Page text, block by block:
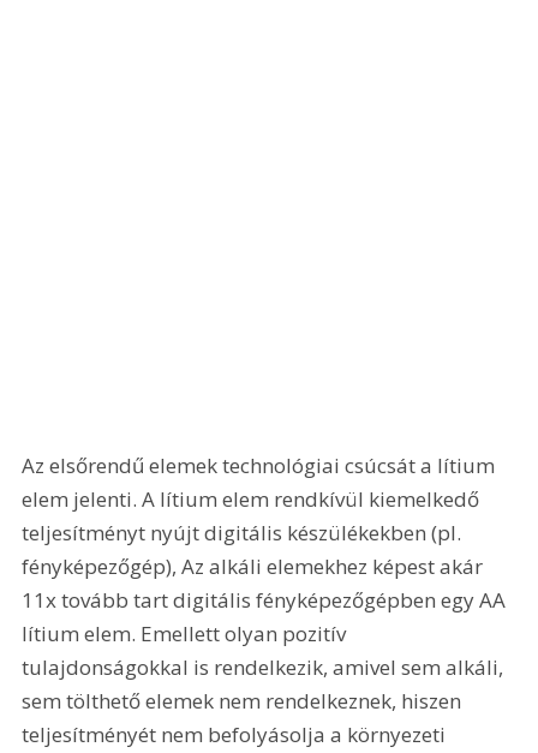
Az elsőrendű elemek technológiai csúcsát a lítium
elem jelenti. A lítium elem rendkívül kiemelkedő
teljesítményt nyújt digitális készülékekben (pl.
fényképezőgép), Az alkáli elemekhez képest akár
11x tovább tart digitális fényképezőgépben egy AA
lítium elem. Emellett olyan pozitív
tulajdonságokkal is rendelkezik, amivel sem alkáli,
sem tölthető elemek nem rendelkeznek, hiszen
teljesítményét nem befolyásolja a környezeti